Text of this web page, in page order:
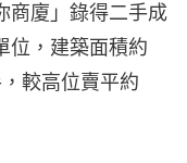
商廈」錄得二手成
位，建築面積約
較高位賣平約